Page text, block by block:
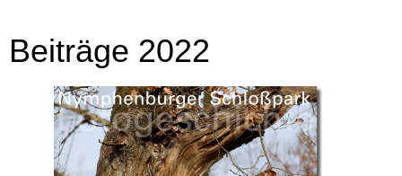
Beiträge 2022